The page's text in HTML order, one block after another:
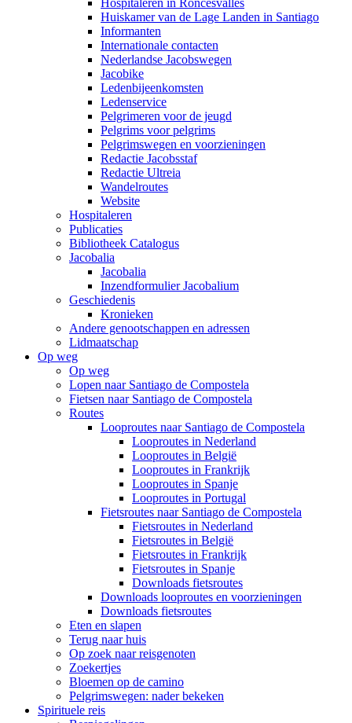
Hospitaleren in Roncesvalles
Huiskamer van de Lage Landen in Santiago
Informanten
Internationale contacten
Nederlandse Jacobswegen
Jacobike
Ledenbijeenkomsten
Ledenservice
Pelgrimeren voor de jeugd
Pelgrims voor pelgrims
Pelgrimswegen en voorzieningen
Redactie Jacobsstaf
Redactie Ultreia
Wandelroutes
Website
Hospitaleren
Publicaties
Bibliotheek Catalogus
Jacobalia
Jacobalia
Inzendformulier Jacobalium
Geschiedenis
Kronieken
Andere genootschappen en adressen
Lidmaatschap
Op weg
Op weg
Lopen naar Santiago de Compostela
Fietsen naar Santiago de Compostela
Routes
Looproutes naar Santiago de Compostela
Looproutes in Nederland
Looproutes in België
Looproutes in Frankrijk
Looproutes in Spanje
Looproutes in Portugal
Fietsroutes naar Santiago de Compostela
Fietsroutes in Nederland
Fietsroutes in België
Fietsroutes in Frankrijk
Fietsroutes in Spanje
Downloads fietsroutes
Downloads looproutes en voorzieningen
Downloads fietsroutes
Eten en slapen
Terug naar huis
Op zoek naar reisgenoten
Zoekertjes
Bloemen op de camino
Pelgrimswegen: nader bekeken
Spirituele reis